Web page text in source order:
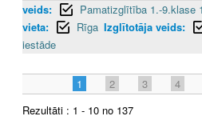
veids:
Pamatizglītība 1.-9.klase
vieta:
Rīga Izglītotāja veids:
iestāde
1 2 3 4
Rezultāti : 1 - 10 no 137